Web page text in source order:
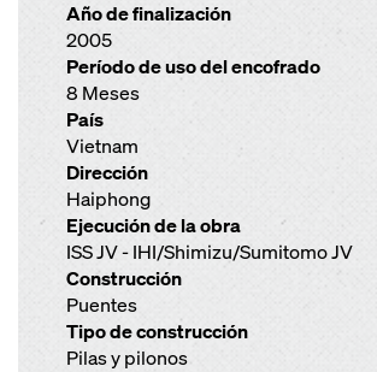
Año de finalización
2005
Período de uso del encofrado
8 Meses
País
Vietnam
Dirección
Haiphong
Ejecución de la obra
ISS JV - IHI/Shimizu/Sumitomo JV
Construcción
Puentes
Tipo de construcción
Pilas y pilonos